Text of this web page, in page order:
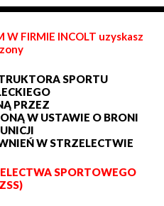
W FIRMIE INCOLT uzyskasz
SPORTU
PRZEZ
W USTAWIE O BRONI
W STRZELECTWIE
SPORTOWEGO